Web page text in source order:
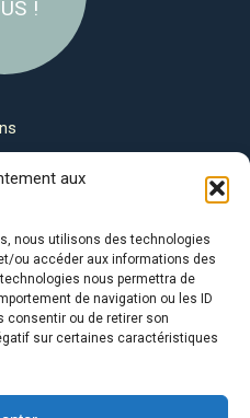
aux
nous utilisons des technologies
ou accéder aux informations des
nous permettra de
de navigation ou les ID
consentir ou de retirer son
sur certaines caractéristiques
!